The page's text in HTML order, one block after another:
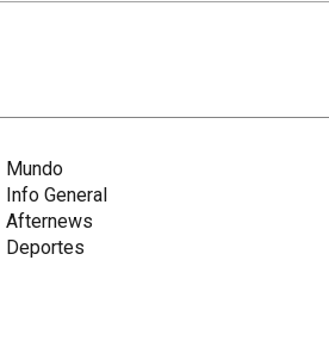
Mundo
Info General
Afternews
Deportes